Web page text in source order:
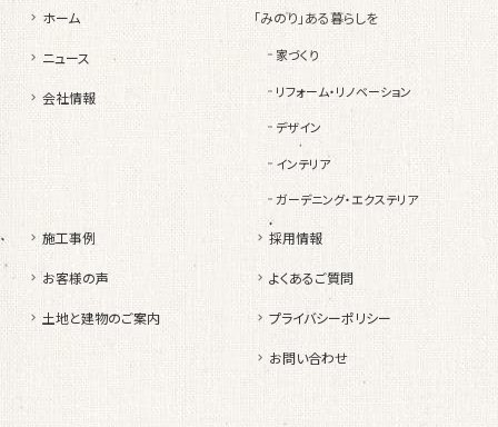
ホーム
ニュース
会社情報
「みのり」ある暮らしを
家づくり
リフォーム・リノベーション
デザイン
インテリア
ガーデニング・エクステリア
施工事例
お客様の声
土地と建物のご案内
採用情報
よくあるご質問
プライバシーポリシー
お問い合わせ